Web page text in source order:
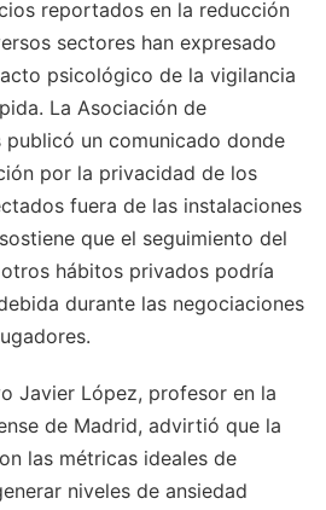
reportados en la reducción
sectores han expresado
psicológico de la vigilancia
La Asociación de
publicó un comunicado donde
por la privacidad de los
fuera de las instalaciones
que el seguimiento del
hábitos privados podría
durante las negociaciones
Javier López, profesor en la
de Madrid, advirtió que la
las métricas ideales de
niveles de ansiedad